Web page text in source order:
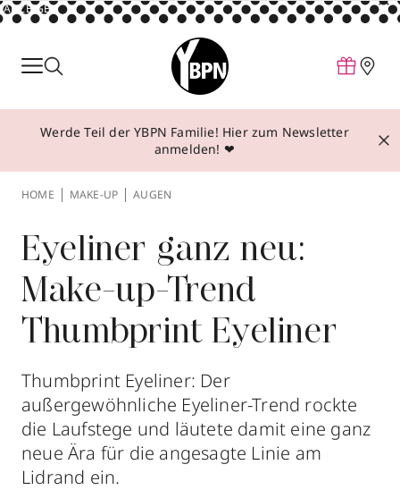
ANZEIGE
Parfum
Make-up
Behandlungen
Über YBPN
Aktionen
Storefinder
Werde Teil der YBPN Familie! Hier zum Newsletter
anmelden! ❤
HOME MAKE-UP AUGEN
Eyeliner ganz neu:
Make-up-Trend
Thumbprint Eyeliner
Thumbprint Eyeliner: Der
außergewöhnliche Eyeliner-Trend rockte
die Laufstege und läutete damit eine ganz
neue Ära für die angesagte Linie am
Lidrand ein.